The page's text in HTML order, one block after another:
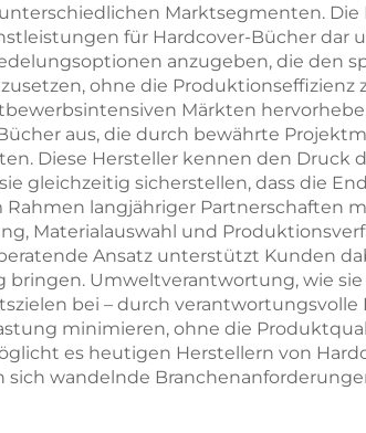
Marktsegmenten.
für Hardcover-Bücher dar
anzugeben, die den
ohne die
Märkten
aus, die durch bewährte
Diese Hersteller kennen den Druck
gleichzeitig sicherstellen, dass die
langjähriger Partnerschaften
Materialauswahl und
Ansatz unterstützt Kunden
Umweltverantwortung, wie
bei – durch
minimieren, ohne die
es heutigen Herstellern von
wandelnde